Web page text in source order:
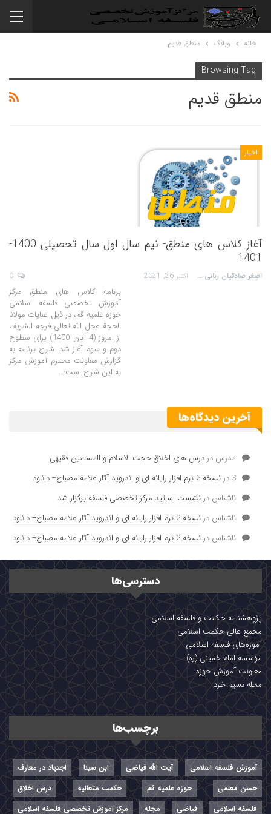
خانه وبلاگ منطق قدیم
Browsing Tag
منطق قدیم
اخبار
آغاز کلاس های منطق- نیم سال اول سال تحصیلی 1400-
1401
اصغر صادقیان رنانی اکتبر 26, 2021
برنامه کلاس های منطق مرکز
آموزش تخصصی فلسفه اسلامی
حوزه علمیه قم، در ذیل عنایات مولانا
الحجة عجل الله تعالی فرجه الشریف
از امروز (4 آبان 1400) برای سطوح
دوم و سوم آغاز شد. شرح برنامه به
گزارش معاونت محترم آموزش مرکز
به این شرح است:…
آخرین دیدگاه‌ها
مدرس در درس های اخلاق حجت الاسلام و المسلمین فقیهی
Sدر نسخه 2 نرم افزار رایانه ای و اندروید آثار علامه مصباح+ دانلود
ناشناس در نشست اساتید مرکز تخصصی فلسفه برگزار شد
ناشناس در نسخه 2 نرم افزار رایانه ای و اندروید آثار علامه مصباح+ دانلود
ناشناس در نسخه 2 نرم افزار رایانه ای و اندروید آثار علامه مصباح+ دانلود
دسترسی‌ها
پژوهشنامه حکمت و فلسفه اسلامی
مجمع عالی حکمت اسلامی
آموزه‌های فلسفه اسلامی
مؤسسه امام خمینی (ره)
معاونت آموزش حوزه
مجله نسیم خرد
برچسب‌ها
آموزش فلسفه اسلامی آیت الله فیاضی ابن سینا
اجتهاد در معارف
حسن معلمی
حوزه علمیه قم حکمت متعالیه
درس اخلاق
فلسفه اسلامی
فیاضی مجله مرکز آموزش تخصصی فلسفه اسلامی